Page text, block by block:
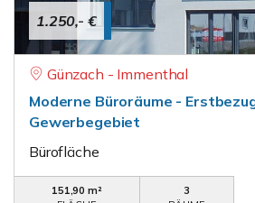
1.250,- €
Günzach - Immenthal
Moderne Büroräume -
Gewerbegebiet
Bürofläche
151,90 m²
3